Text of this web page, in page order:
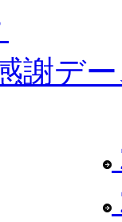
謝デ